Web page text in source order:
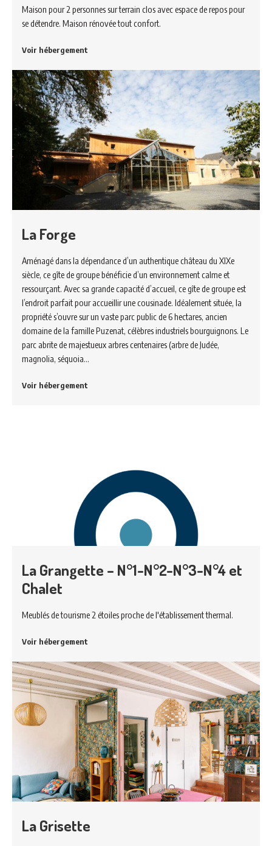
Maison pour 2 personnes sur terrain clos avec espace de repos pour
se détendre. Maison rénovée tout confort.
Voir hébergement
La Forge
Aménagé dans la dépendance d’un authentique château du XIXe
siècle, ce gîte de groupe bénéficie d’un environnement calme et
ressourçant. Avec sa grande capacité d’accueil, ce gîte de groupe est
l’endroit parfait pour accueillir une cousinade. Idéalement située, la
propriété s’ouvre sur un vaste parc public de 6 hectares, ancien
domaine de la famille Puzenat, célèbres industriels bourguignons. Le
parc abrite de majestueux arbres centenaires (arbre de Judée,
magnolia, séquoia…
Voir hébergement
La Grangette – N°1-N°2-N°3-N°4 et
Chalet
Meublés de tourisme 2 étoiles proche de l'établissement thermal.
Voir hébergement
La Grisette